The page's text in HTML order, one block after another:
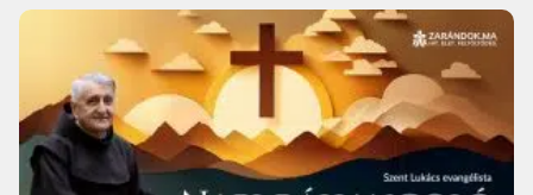
Ö
T
T
N
K
R
H
N
G
O
L